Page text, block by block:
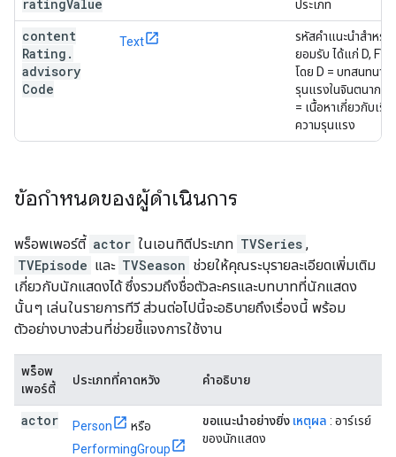
ratingValue ประเภท
content
Rating .
advisory
Code
Text
รหัสคำแนะนำสำหรับ
ยอมรับ ได้แก่ D, FV,
โดย D = บทสนทนา,
รุนแรงในจินตนาการ
= เนื้อหาเกี่ยวกับเรื่
ความรุนแรง
ข้อกำหนดของผู้ดำเนินการ
พร็อพเพอร์ตี้ actor ในเอนทิตีประเภท TVSeries ,
TVEpisode และ TVSeason ช่วยให้คุณระบุรายละเอียดเพิ่มเติม
เกี่ยวกับนักแสดงได้ ซึ่งรวมถึงชื่อตัวละครและบทบาทที่นักแสดง
นั้นๆ เล่นในรายการทีวี ส่วนต่อไปนี้จะอธิบายถึงเรื่องนี้ พร้อม
ตัวอย่างบางส่วนที่ช่วยชี้แจงการใช้งาน
พร็อพ
เพอร์ตี้
ประเภทที่คาดหวัง คำอธิบาย
actor Person
หรือ
PerformingGroup
ขอแนะนำอย่างยิ่ง เหตุผล : อาร์เรย์
ของนักแสดง